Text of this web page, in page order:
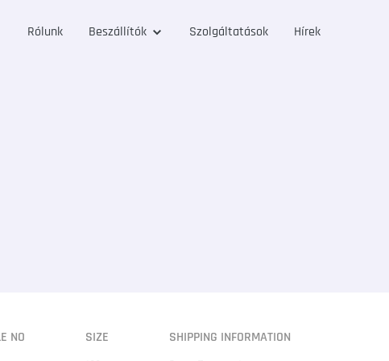
Rólunk Beszállítók Szolgáltatások Hírek
NO SIZE SHIPPING INFORMATION